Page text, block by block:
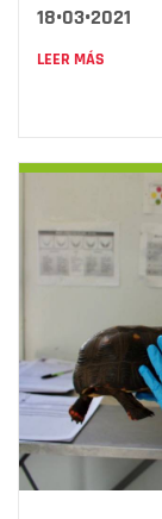
18•03•2021
LEER MÁS